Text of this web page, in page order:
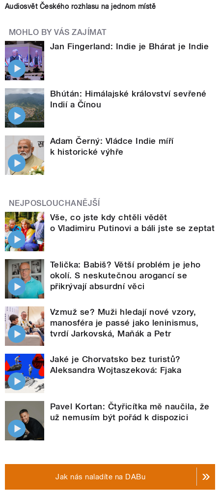
Audiosvět Českého rozhlasu na jednom místě
MOHLO BY VÁS ZAJÍMAT
Jan Fingerland: Indie je Bhárat je Indie
Bhútán: Himálajské království sevřené
Indií a Čínou
Adam Černý: Vládce Indie míří
k historické výhře
NEJPOSLOUCHANĚJŠÍ
Vše, co jste kdy chtěli vědět
o Vladimiru Putinovi a báli jste se zeptat
Telička: Babiš? Větší problém je jeho
okolí. S neskutečnou arogancí se
přikrývají absurdní věci
Vzmuž se? Muži hledají nové vzory,
manosféra je passé jako leninismus,
tvrdí Jarkovská, Maňák a Petr
Jaké je Chorvatsko bez turistů?
Aleksandra Wojtaszeková: Fjaka
Pavel Kortan: Čtyřicítka mě naučila, že
už nemusím být pořád k dispozici
Jak nás naladíte na DABu